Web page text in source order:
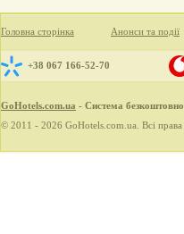
Головна сторінка Анонси та події
+38 067 166-52-70
GoHotels.com.ua - Система
© 2011 - 2026 GoHotels.com.ua. Всі права